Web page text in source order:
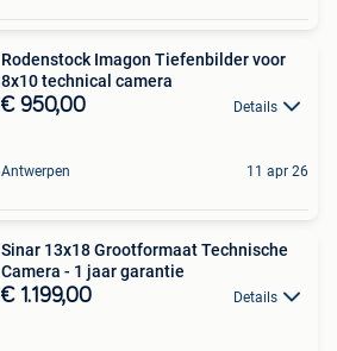
Rodenstock Imagon Tiefenbilder voor
8x10 technical camera
€ 950,00 Details
Antwerpen 11 apr 26
Sinar 13x18 Grootformaat Technische
Camera - 1 jaar garantie
€ 1.199,00 Details